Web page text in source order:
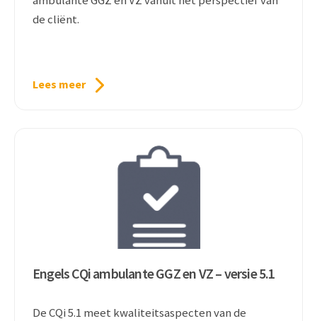
de cliënt.
Lees meer
Engels CQi ambulante GGZ en VZ – versie 5.1
De CQi 5.1 meet kwaliteitsaspecten van de